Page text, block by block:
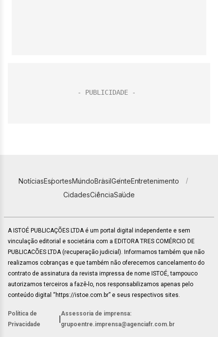
NotíciasEsportesMundoBrasilGenteEntretenimento
CidadesCiênciaSaúde
A ISTOÉ PUBLICAÇÕES LTDA é um portal digital independente e sem
vinculação editorial e societária com a EDITORA TRES COMÉRCIO DE
PUBLICACÕES LTDA (recuperação judicial). Informamos também que não
realizamos cobranças e que também não oferecemos cancelamento do
contrato de assinatura da revista impressa de nome ISTOÉ, tampouco
autorizamos terceiros a fazê-lo, nos responsabilizamos apenas pelo
conteúdo digital “https://istoe.com.br” e seus respectivos sites.
Política de
Privacidade
Assessoria de imprensa:
grupoentre.imprensa@agenciafr.com.br